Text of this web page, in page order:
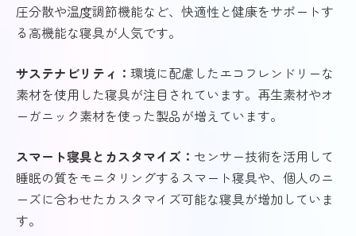
圧分散や温度調節機能など、快適性と健康をサポートす
る高機能な寝具が人気です。
サステナビリティ： 環境に配慮したエコフレンドリーな
素材を使用した寝具が注目されています。再生素材やオ
ーガニック素材を使った製品が増えています。
スマート寝具とカスタマイズ： センサー技術を活用して
睡眠の質をモニタリングするスマート寝具や、個人のニ
ーズに合わせたカスタマイズ可能な寝具が増加していま
す。